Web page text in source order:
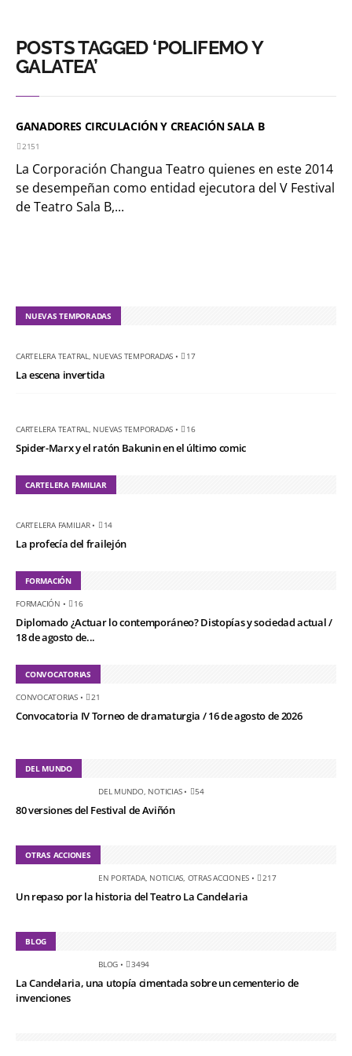
POSTS TAGGED ‘POLIFEMO Y
GALATEA’
GANADORES CIRCULACIÓN Y CREACIÓN SALA B
2151
La Corporación Changua Teatro quienes en este 2014
se desempeñan como entidad ejecutora del V Festival
de Teatro Sala B,...
NUEVAS TEMPORADAS
CARTELERA TEATRAL NUEVAS TEMPORADAS • 17
La escena invertida
CARTELERA TEATRAL NUEVAS TEMPORADAS • 16
Spider-Marx y el ratón Bakunin en el último comic
CARTELERA FAMILIAR
CARTELERA FAMILIAR• 14
La profecía del frailejón
FORMACIÓN
FORMACIÓN • 16
Diplomado ¿Actuar lo contemporáneo? Distopías y sociedad actual /
18 de agosto de...
CONVOCATORIAS
CONVOCATORIAS• 21
Convocatoria IV Torneo de dramaturgia / 16 de agosto de 2026
DEL MUNDO
DEL MUNDO, NOTICIAS• 54
80 versiones del Festival de Aviñón
OTRAS ACCIONES
EN PORTADA, NOTICIAS OTRAS ACCIONES • 217
Un repaso por la historia del Teatro La Candelaria
BLOG
BLOG • 3494
La Candelaria, una utopía cimentada sobre un cementerio de
invenciones